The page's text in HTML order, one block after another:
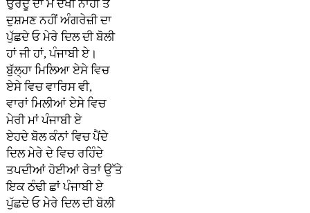
ਉਰਦੂ ਦਾ ਮੈਂ ਦੋਖੀ ਨਾਹੀਂ ਤੇ
ਦੁਸ਼ਮਣ ਨਹੀਂ ਅੰਗਰੇਜ਼ੀ ਦਾ
ਪੁੱਛਦੇ ਓ ਮੇਰੇ ਦਿਲ ਦੀ ਬੋਲੀ
ਹਾਂ ਜੀ ਹਾਂ, ਪੰਜਾਬੀ ਏ।
ਬੁੱਲ੍ਹਾ ਮਿਲਿਆ ਏਸੇ ਵਿਚ
ਏਸੇ ਵਿਚ ਵਾਰਿਸ ਵੀ,
ਵਾਰਾਂ ਮਿਲੀਆਂ ਏਸੇ ਵਿਚ
ਮੇਰੀ ਮਾਂ ਪੰਜਾਬੀ ਏ
ਏਹਦੇ ਬੋਲ ਕੰਨਾਂ ਵਿਚ ਪੈਂਦੇ
ਦਿਲ ਮੇਰੇ ਦੇ ਵਿਚ ਰਹਿੰਦੇ
ਤਪਦੀਆਂ ਹੋਈਆਂ ਰੇਤਾਂ ਉੱਤੇ
ਇਕ ਠੰਢੀ ਛਾਂ ਪੰਜਾਬੀ ਏ
ਪੁੱਛਦੇ ਓ ਮੇਰੇ ਦਿਲ ਦੀ ਬੋਲੀ